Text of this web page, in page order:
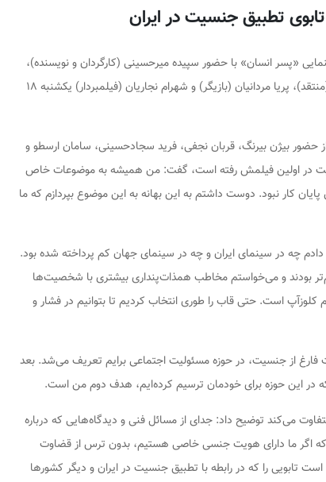
تطبیق جنسیت در ایران
«پسر انسان» با حضور سپیده میرحسینی (کارگردان و نویسنده)،
وحید دلیلی (سرمایه‌گذار و تهیه‌کننده)، طهماسب صلح‌جو (منتقد)، پریا مردانیان (بازیگر) و شهرام نجاریان (فیلمبردار) یکشنبه ۱۸
حضور بیژن بیرنگ، قربان نجفی، فرید سجادحسینی، سامان ارسطو و
در اولین فیلمش رفته است، گفت: من همیشه به موضوعات خاص
کار نبود. دوست داشتم به این بهانه به این موضوع بپردازم که ما
چه در سینمای ایران و چه در سینمای جهان کم پرداخته شده بود.
بودند و می‌خواستم مخاطب همذات‌پنداری بیشتری با شخصیت‌ها
است. حتی قاب را طوری انتخاب کردیم تا بتوانیم در فشار و
فارغ از جنسیت، در حوزه مسئولیت اجتماعی برایم تعریف می‌شد. بعد
که در این حوزه برای خودمان ترسیم کرده‌ایم، هدف دوم من است.
می‌کند توضیح داد: جدای از مسائل فنی و دیدگاه‌هایی که درباره
اگر ما دارای هویت جنسی خاصی هستیم، بدون ترس از قضاوت
تابویی را که در رابطه با تطبیق جنسیت در ایران و دیگر کشورها